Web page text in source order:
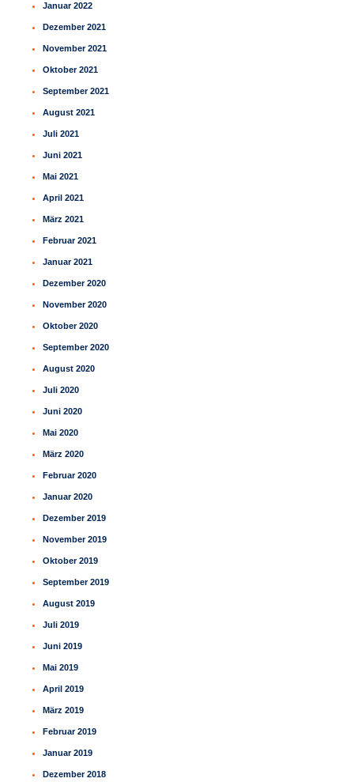
Januar 2022
Dezember 2021
November 2021
Oktober 2021
September 2021
August 2021
Juli 2021
Juni 2021
Mai 2021
April 2021
März 2021
Februar 2021
Januar 2021
Dezember 2020
November 2020
Oktober 2020
September 2020
August 2020
Juli 2020
Juni 2020
Mai 2020
März 2020
Februar 2020
Januar 2020
Dezember 2019
November 2019
Oktober 2019
September 2019
August 2019
Juli 2019
Juni 2019
Mai 2019
April 2019
März 2019
Februar 2019
Januar 2019
Dezember 2018